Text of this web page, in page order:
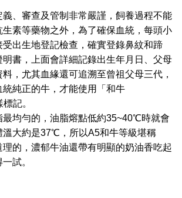
義、審查及管制非常嚴謹，飼養過程不能
素等藥物之外，為了確保血統，每頭小
出生地登記檢查，確實登錄鼻紋和蹄
書，上面會詳細記錄出生年月日、父母
，尤其血緣還可追溯至曾祖父母三代，
統純正的牛，才能使用「和牛
最均勻的，油脂熔點低約35~40℃時就會
溫大約是37℃，所以A5和牛等級堪稱
理的，濃郁牛油還帶有明顯的奶油香吃起